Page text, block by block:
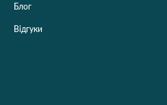
Блог
Відгуки